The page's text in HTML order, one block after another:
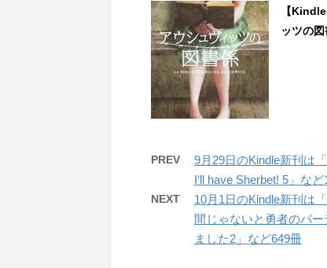
【
ッツの
PREV
9月29日のKindle新刊は
I'll have Sherbet! 5」など
NEXT
10月1日のKindle新刊は
間じゃないと勇者のパ
ました2」など649冊